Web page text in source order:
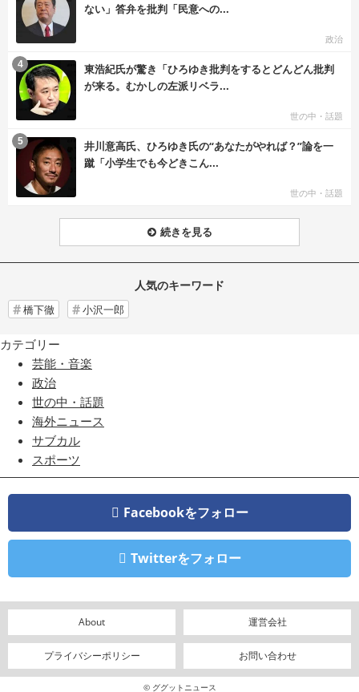
ない」答弁を批判「民意への...
政治
東浩紀氏が驚き「ひろゆき批判をするとどんどん批判
が来る。むかしの左派リベラ...
世の中・話題
4
井川意高氏、ひろゆき氏の“あなたがやれば？”論を一
蹴「小学生でも今どきこん...
世の中・話題
5
続きを見る
人気のキーワード
橋下徹 小沢一郎
カテゴリー
芸能・音楽
政治
世の中・話題
海外ニュース
サブカル
スポーツ
Facebookをフォロー
Twitterをフォロー
About 運営会社
プライバシーポリシー お問い合わせ
© ググットニュース